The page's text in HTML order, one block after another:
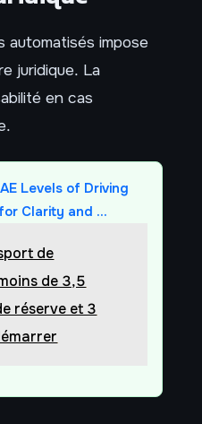
automatisés impose
juridique. La
en cas
Levels of Driving
Clarity and …
de
de 3,5
réserve et 3